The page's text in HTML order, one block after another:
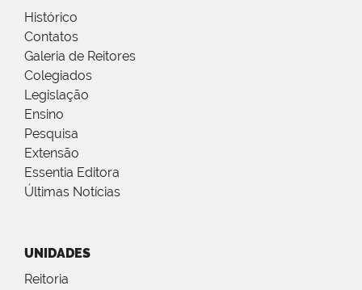
Histórico
Contatos
Galeria de Reitores
Colegiados
Legislação
Ensino
Pesquisa
Extensão
Essentia Editora
Últimas Notícias
UNIDADES
Reitoria